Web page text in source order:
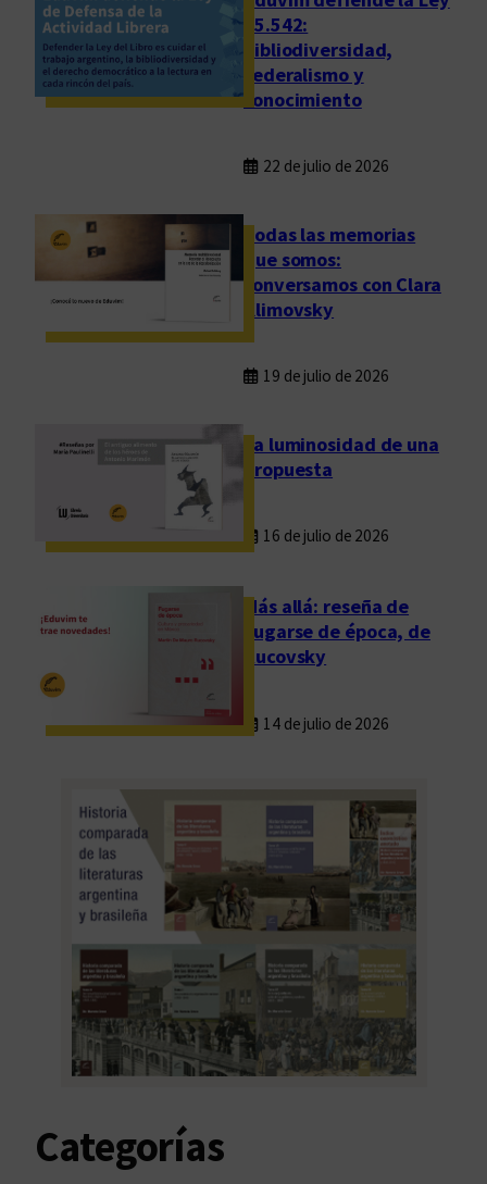
25.542:
bibliodiversidad,
federalismo y
conocimiento
22 de julio de 2026
Todas las memorias
que somos:
conversamos con Clara
Klimovsky
19 de julio de 2026
La luminosidad de una
propuesta
16 de julio de 2026
Más allá: reseña de
Fugarse de época, de
Rucovsky
14 de julio de 2026
Categorías